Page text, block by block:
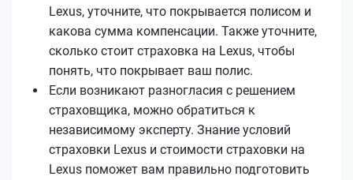
Lexus, уточните, что покрывается полисом и
какова сумма компенсации. Также уточните,
сколько стоит страховка на Lexus, чтобы
понять, что покрывает ваш полис.
Если возникают разногласия с решением
страховщика, можно обратиться к
независимому эксперту. Знание условий
страховки Lexus и стоимости страховки на
Lexus поможет вам правильно подготовить